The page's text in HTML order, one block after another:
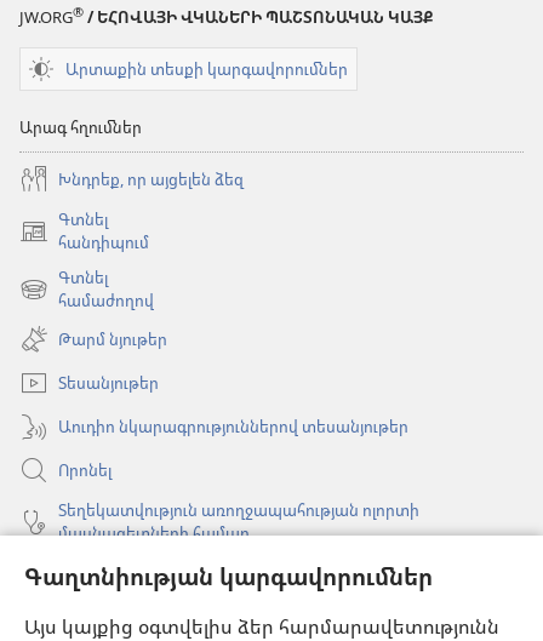
Գաղտնիության կարգավորումներ
Այս կայքից օգտվելիս ձեր հարմարավետությունն
JW.ORG® / ԵՀՈՎԱՅԻ ՎԿԱՆԵՐԻ ՊԱՇՏՈՆԱԿԱՆ ԿԱՅՔ
Արտաքին տեսքի կարգավորումներ
Արագ հղումներ
Խնդրեք, որ այցելեն ձեզ
Գտնել
հանդիպում
(բացվում
նոր
պատուհան)
Գտնել
համաժողով
(բացվում
նոր
պատուհան)
Թարմ նյութեր
Տեսանյութեր
Աուդիո նկարագրություններով տեսանյութեր
Որոնել
Տեղեկատվություն առողջապահության ոլորտի
մասնագետների համար
Գլոբալ հաղորդակցություն
Օգնություն